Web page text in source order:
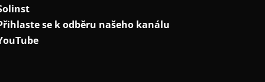
se k odběru našeho kanálu